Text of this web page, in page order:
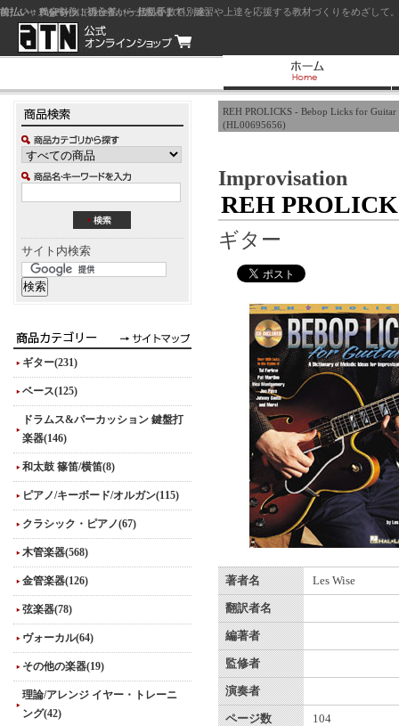
ジャズを中心に初心者から上級者まで、練習や上達を応援する教材づくりをめざし
サイト内検索
ギター(231)
ベース(125)
ドラムス&パーカッション 鍵盤打
楽器(146)
和太鼓 篠笛/横笛(8)
ピアノ/キーボード/オルガン(115)
クラシック・ピアノ(67)
木管楽器(568)
金管楽器(126)
弦楽器(78)
ヴォーカル(64)
その他の楽器(19)
理論/アレンジ イヤー・トレーニ
ング(42)
REH PROLICKS - Bebop Licks for Guitar
(HL00695656)
Improvisation
REH
ギター
著者名 Les Wise
翻訳者名
編著者
監修者
演奏者
ページ数 104
前払い：クレジットカード（一括払い）
後払い：代金引換（現金払い・代引手数料別途）
前払い：PayPay